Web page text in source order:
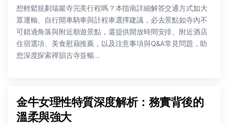
想輕鬆規劃瑞巖寺完美行程嗎？本指南詳細解答交通方式如大
眾運輸、自行開車騎車與計程車選擇建議，必去景點如寺內不
可錯過角落與附近順遊景點，還提供開放時間安排、附近酒店
住宿選項、美食慰藉推薦，以及注意事項與Q&A常見問題，助
您深度探索禪韻古寺並暢...
金牛女理性特質深度解析：務實背後的
溫柔與強大